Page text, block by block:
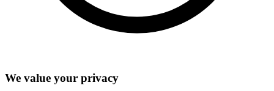
We value your privacy